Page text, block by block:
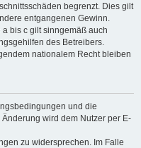
begrenzt. Dies gilt
entgangenen Gewinn.
bis c gilt sinngemäß auch
des Betreibers.
nationalem Recht bleiben
und die
wird dem Nutzer per E-
zu widersprechen. Im Falle